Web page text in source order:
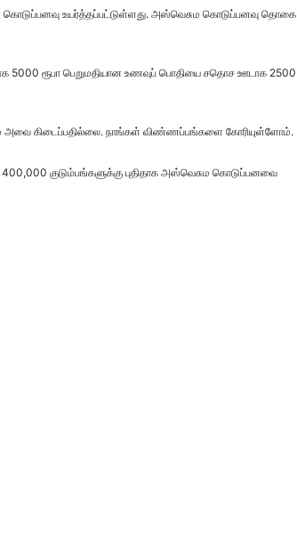
கொடுப்பனவு உயர்த்தப்பட்டுள்ளது. அஸ்வெசும கொடுப்பனவு தொகை
5000 ரூபா பெறுமதியான உணவுப் பொதியை சதொச ஊடாக 2500
அவை கிடைப்பதில்லை. நாங்கள் விண்ணப்பங்களை கோரியுள்ளோம்.
குடும்பங்களுக்கு புதிதாக அஸ்வெசும கொடுப்பனவை